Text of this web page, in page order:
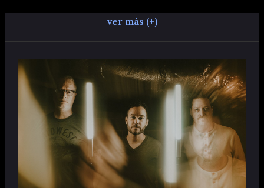
ver más (+)